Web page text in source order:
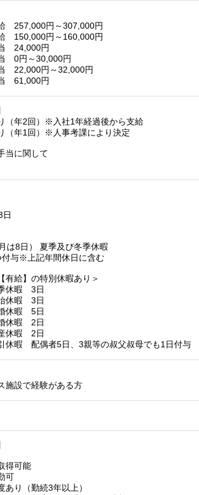
円～307,000円
円～160,000円
24,000円
0円～30,000円
円～32,000円
61,000円
年2回）※入社1年経過後から支給
年1回）※人事考課により決定
当に関して
日
は8日） 夏季及び冬季休暇
与※上記年間休日に含む
有給】の特別休暇あり＞
暇 3日
暇 3日
暇 5日
休暇 2日
休暇 2日
偶者5日、3親等の叔父叔母でも1日付与
施設で経験がある方
得可能
可
り（勤続3年以上）